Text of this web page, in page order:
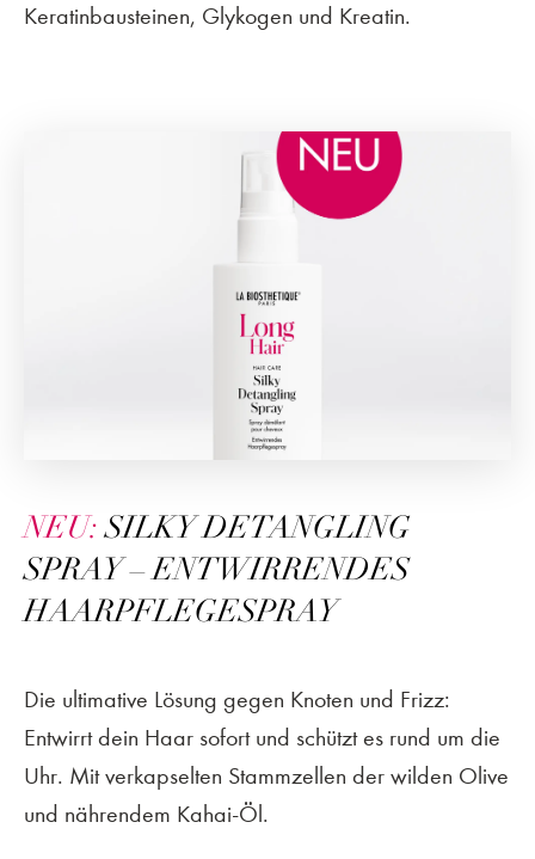
Keratinbausteinen, Glykogen und Kreatin.
NEU:SILKY DETANGLING
SPRAY – ENTWIRRENDES
HAARPFLEGESPRAY
Die ultimative Lösung gegen Knoten und Frizz:
Entwirrt dein Haar sofort und schützt es rund um die
Uhr. Mit verkapselten Stammzellen der wilden Olive
und nährendem Kahai-Öl.